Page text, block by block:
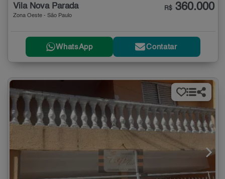
Vila Nova Parada
Zona Oeste - São Paulo
R$ 360.000
WhatsApp Contatar